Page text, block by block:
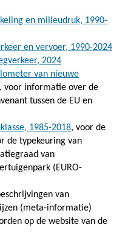
en milieudruk, 1990-
en vervoer, 1990-2024
2024
van nieuwe
, voor informatie over de
tussen de EU en
1985-2018, voor de
de typekeuring van
van
(EURO-
van
(meta-informatie)
op de website van de